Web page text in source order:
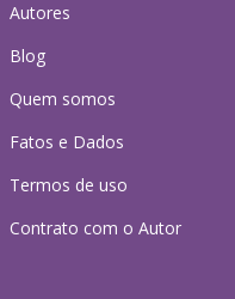
Autores
Blog
Quem somos
Fatos e Dados
Termos de uso
Contrato com o Autor